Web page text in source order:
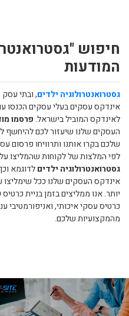
חיפוש
המודעות
גסטרואנטרולוגיה ילדים, ובתי עסק
אינדקס עסקים בעלי עסקים הכנסו
לאינדקס המוביל בישראל.פרסמו
העסקים שלנו שיעזור לכם להיחשף
שלכם בקרו אותנו ותרוויחו
לפי המלצות של לקוחות שהמליצו
גסטרואנטרולוגיה ילדיםלדוגמא
אינדקס העסקים שלנו ככל שימליצו
יותר. אנו ממליצים בזמן בניית
כרטיס עסקי איכותי, ואניפורמטיבי
מהמקצועיות שלכם.